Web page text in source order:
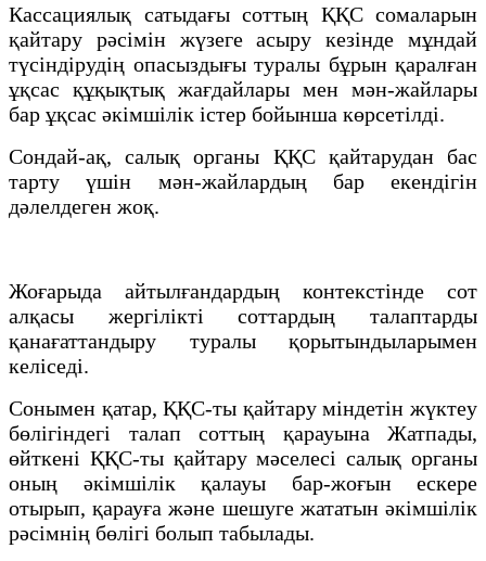
Кассациялық сатыдағы соттың ҚҚС сомаларын
қайтару рәсімін жүзеге асыру кезінде мұндай
түсіндірудің опасыздығы туралы бұрын қаралған
ұқсас құқықтық жағдайлары мен мән-жайлары
бар ұқсас әкімшілік істер бойынша көрсетілді.
Сондай-ақ, салық органы ҚҚС қайтарудан бас
тарту үшін мән-жайлардың бар екендігін
дәлелдеген жоқ.
Жоғарыда айтылғандардың контекстінде сот
алқасы жергілікті соттардың талаптарды
қанағаттандыру туралы қорытындыларымен
келіседі.
Сонымен қатар, ҚҚС-ты қайтару міндетін жүктеу
бөлігіндегі талап соттың қарауына Жатпады,
өйткені ҚҚС-ты қайтару мәселесі салық органы
оның әкімшілік қалауы бар-жоғын ескере
отырып, қарауға және шешуге жататын әкімшілік
рәсімнің бөлігі болып табылады.